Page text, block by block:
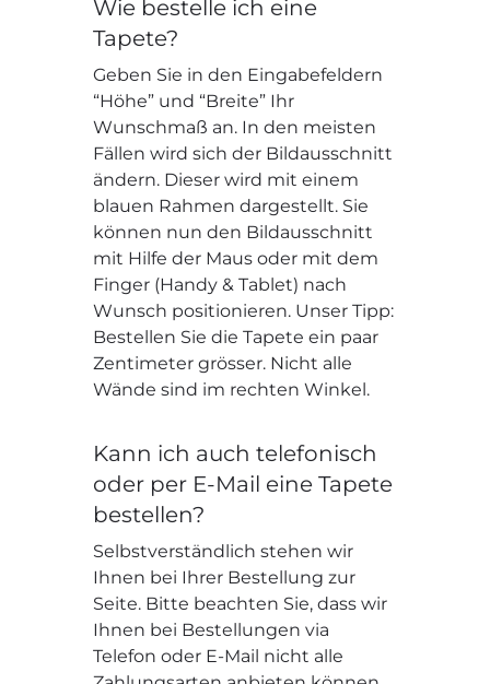
Wie bestelle ich eine
Tapete?
Geben Sie in den Eingabefeldern
“Höhe” und “Breite” Ihr
Wunschmaß an. In den meisten
Fällen wird sich der Bildausschnitt
ändern. Dieser wird mit einem
blauen Rahmen dargestellt. Sie
können nun den Bildausschnitt
mit Hilfe der Maus oder mit dem
Finger (Handy & Tablet) nach
Wunsch positionieren. Unser Tipp:
Bestellen Sie die Tapete ein paar
Zentimeter grösser. Nicht alle
Wände sind im rechten Winkel.
Kann ich auch telefonisch
oder per E-Mail eine Tapete
bestellen?
Selbstverständlich stehen wir
Ihnen bei Ihrer Bestellung zur
Seite. Bitte beachten Sie, dass wir
Ihnen bei Bestellungen via
Telefon oder E-Mail nicht alle